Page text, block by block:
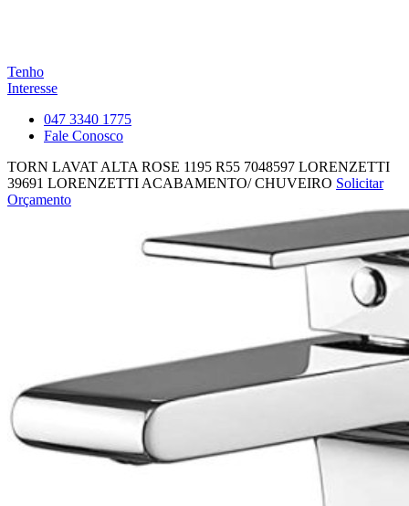
Tenho
Interesse
047 3340 1775
Fale Conosco
TORN LAVAT ALTA ROSE 1195 R55 7048597 LORENZETTI
39691 LORENZETTI ACABAMENTO/ CHUVEIRO Solicitar
Orçamento